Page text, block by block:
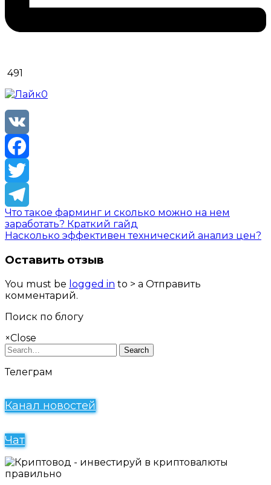
491
0
VK
Facebook
Twitter
Telegram
Что такое фарминг и сколько можно на нем
заработать? Краткий гайд
Насколько эффективен технический анализ цен?
Оставить отзыв
You must be logged in to > a Отправить
комментарий.
Поиск по блогу
×Close
Search
Телеграм
Канал новостей
Чат